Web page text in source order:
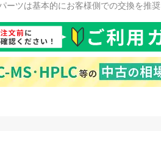
ーツは基本的にお客様側での交換を推奨